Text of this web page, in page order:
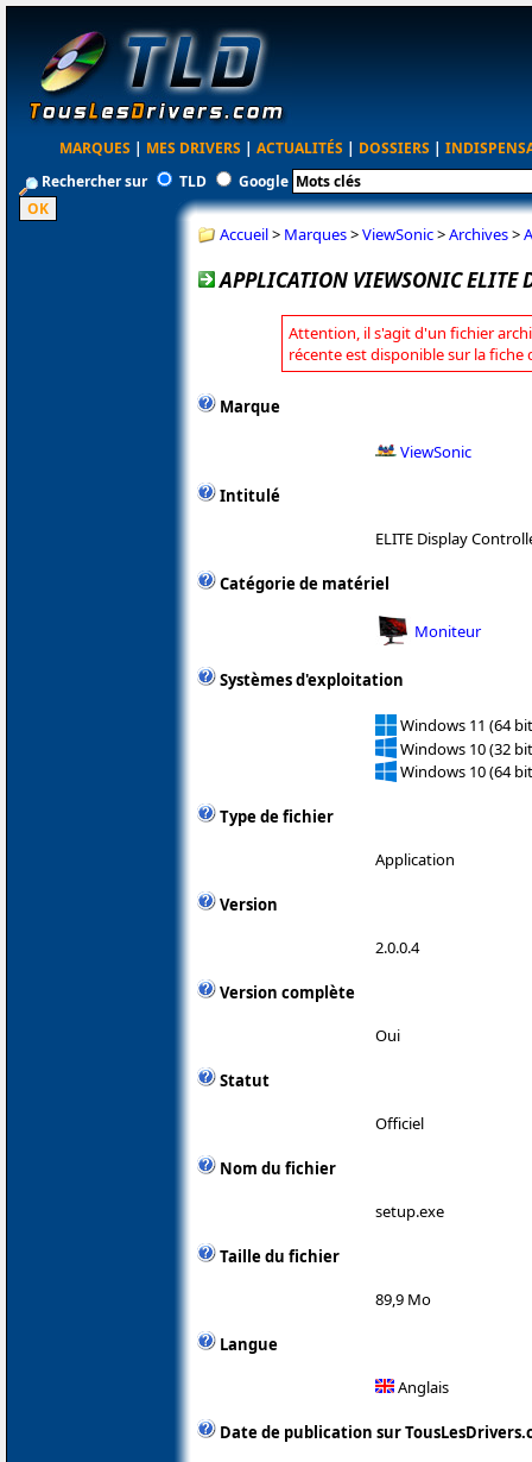
MARQUES | MES DRIVERS | ACTUALITÉS | DOSSIERS |
Rechercher sur
TLD Google
Accueil> Marques>ViewSonic>Archives>
APPLICATION VIEWSONIC ELITE
Attention, il s'agit d'un fichier
récente est disponible sur la fiche
Marque
ViewSonic
Intitulé
ELITE Display
Catégorie de matériel
Moniteur
Systèmes d'exploitation
Windows 11 (64
Windows 10 (32
Windows 10 (64
Type de fichier
Application
Version
2.0.0.4
Version complète
Oui
Statut
Officiel
Nom du fichier
setup.exe
Taille du fichier
89,9 Mo
Langue
Anglais
Date de publication sur